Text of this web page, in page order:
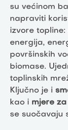
su većinom
napraviti
izvore
energija,
površinskih
biomase.
toplinskih
Ključno je i
kao i mjere
se suočavaju